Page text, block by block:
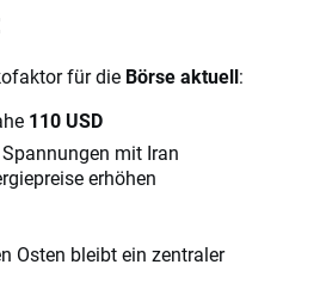
für die Börse aktuell:
110 USD
mit Iran
erhöhen
Osten bleibt ein zentraler